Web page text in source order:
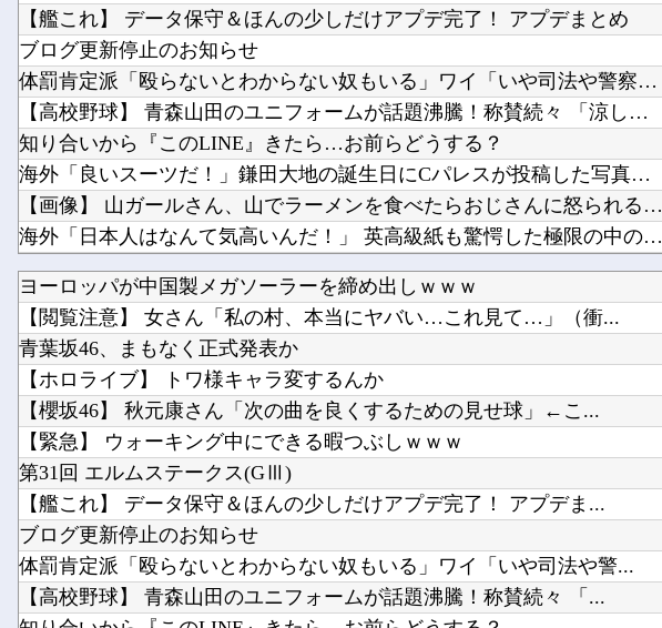
【艦これ】 データ保守＆ほんの少しだけアプデ完了！ アプデまとめ
ブログ更新停止のお知らせ
体罰肯定派「殴らないとわからない奴もいる」ワイ「いや司法や警察に突き出せばいいよね」
【高校野球】 青森山田のユニフォームが話題沸騰！称賛続々 「涼しそう」「熱中症対策では？」...
知り合いから『このLINE』きたら…お前らどうする？
海外「良いスーツだ！」鎌田大地の誕生日にCパレスが投稿した写真に海外大騒ぎ！（海外の反応）
【画像】 山ガールさん、山でラーメンを食べたらおじさんに怒られるｗｗｗ
海外「日本人はなんて気高いんだ！」 英高級紙も驚愕した極限の中の日本人の姿に世界が衝撃
男の趣味Tier表、ヤバすぎる
【ToLOVEる】 ユニクリ「籾岡里紗 ダークネスver.」フィギュア【再販予約開始】
もう先が長くないと20代で宣告された友達A。「会いに来てほしい」と言うので彼女の好きなもの...
ヨーロッパが中国製メガソーラーを締め出しｗｗｗ
【閲覧注意】 女さん「私の村、本当にヤバい…これ見て…」（衝...
青葉坂46、まもなく正式発表か
【ホロライブ】 トワ様キャラ変するんか
【櫻坂46】 秋元康さん「次の曲を良くするための見せ球」←こ...
【緊急】 ウォーキング中にできる暇つぶしｗｗｗ
第31回 エルムステークス(GⅢ)
【艦これ】 データ保守＆ほんの少しだけアプデ完了！ アプデま...
ブログ更新停止のお知らせ
体罰肯定派「殴らないとわからない奴もいる」ワイ「いや司法や警...
【高校野球】 青森山田のユニフォームが話題沸騰！称賛続々 「...